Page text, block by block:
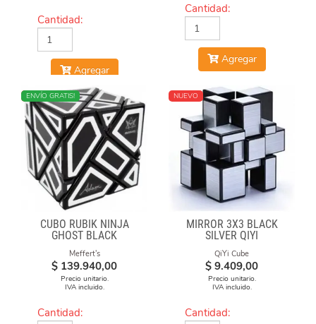
Cantidad:
Agregar
Cantidad:
Agregar
NUEVO
ENVÍO GRATIS!
CUBO RUBIK NINJA
GHOST BLACK
Meffert's
$ 139.940,00
Precio unitario.
IVA incluido.
Cantidad:
NUEVO
MIRROR 3X3 BLACK
SILVER QIYI
QiYi Cube
$ 9.409,00
Precio unitario.
IVA incluido.
Cantidad: